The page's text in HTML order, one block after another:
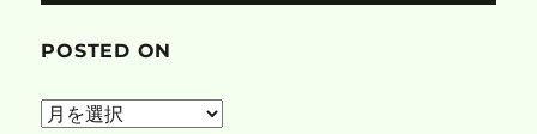
POSTED ON
posted